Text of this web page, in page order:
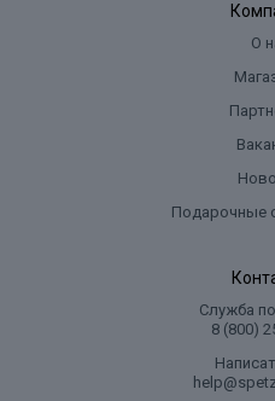
О
Подарочные
Служба
8 (800)